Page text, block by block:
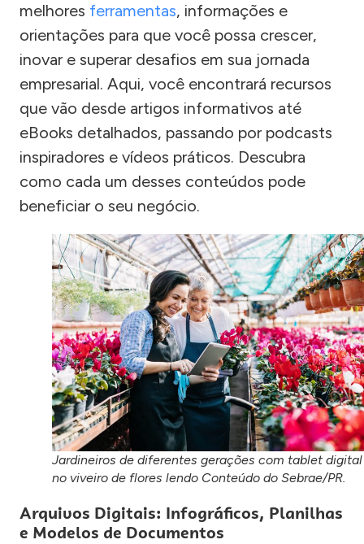
melhores ferramentas, informações e
orientações para que você possa crescer,
inovar e superar desafios em sua jornada
empresarial. Aqui, você encontrará recursos
que vão desde artigos informativos até
eBooks detalhados, passando por podcasts
inspiradores e vídeos práticos. Descubra
como cada um desses conteúdos pode
beneficiar o seu negócio.
Jardineiros de diferentes gerações com tablet digital
no viveiro de flores lendo Conteúdo do Sebrae/PR.
Arquivos Digitais: Infográficos, Planilhas
e Modelos de Documentos